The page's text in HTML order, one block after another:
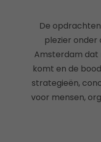
De
plezier onder
Amsterdam dat
komt en de
strategieën,
voor mensen,